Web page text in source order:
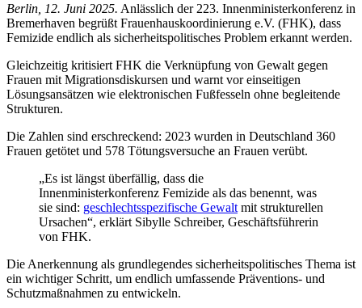
Berlin, 12. Juni 2025. Anlässlich der 223. Innenministerkonferenz in
Bremerhaven begrüßt Frauenhauskoordinierung e.V. (FHK), dass
Femizide endlich als sicherheitspolitisches Problem erkannt werden.
Gleichzeitig kritisiert FHK die Verknüpfung von Gewalt gegen
Frauen mit Migrationsdiskursen und warnt vor einseitigen
Lösungsansätzen wie elektronischen Fußfesseln ohne begleitende
Strukturen.
Die Zahlen sind erschreckend: 2023 wurden in Deutschland 360
Frauen getötet und 578 Tötungsversuche an Frauen verübt.
„Es ist längst überfällig, dass die
Innenministerkonferenz Femizide als das benennt, was
sie sind: geschlechtsspezifische Gewalt mit strukturellen
Ursachen“, erklärt Sibylle Schreiber, Geschäftsführerin
von FHK.
Die Anerkennung als grundlegendes sicherheitspolitisches Thema ist
ein wichtiger Schritt, um endlich umfassende Präventions- und
Schutzmaßnahmen zu entwickeln.